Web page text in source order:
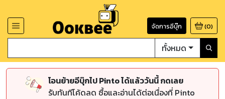
จัดการอีบุ๊ก (0)
ทั้งหมด
โอนย้ายอีบุ๊กไป Pinto ได้แล้ววันนี้ กดเลย
รับทันทีโค้ดลด ซื้อและอ่านได้ต่อเนื่องที่ Pinto